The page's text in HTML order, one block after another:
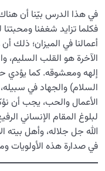
في هذا الدرس بيّنا أن
فكلما تزايد شغفنا
أعمالنا في الميزان؛ ذلك
الآخرة هو القلب السليم،
إلهه ومعشوقه. كما يؤدي
السلام) والجهاد في
الأعمال والحب، يجب أن
لبلوغ المقام الإنساني
الله جل جلاله، وأهل بيته
في صدارة هذه الأولويات